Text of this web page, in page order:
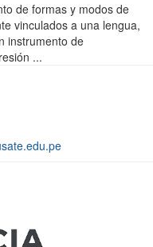
de formas y modos de
vinculados a una lengua,
instrumento de
...